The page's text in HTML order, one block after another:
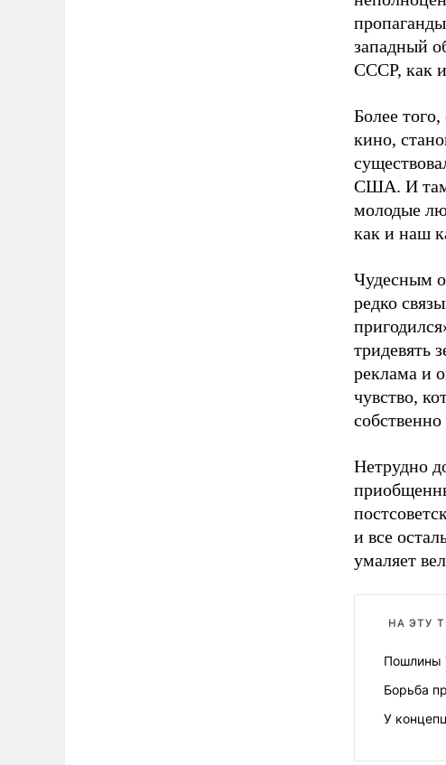
западный
СССР, как
Более
кино,
США. И там
молодые
как и наш
Чудесным
редко
тридевять
реклама и
чувство,
Нетрудно
и все
умаляет
НА ЭТУ
Пошлины
Борьба
У